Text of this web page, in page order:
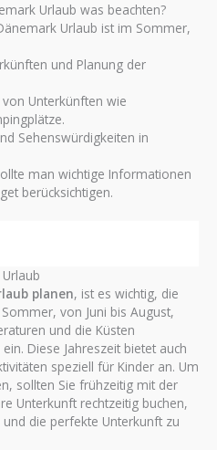
Urlaub was beachten?
Urlaub ist im Sommer,
und Planung der
Unterkünften wie
Sehenswürdigkeiten in
man wichtige Informationen
berücksichtigen.
planen, ist es wichtig, die
von Juni bis August,
und die Küsten
Diese Jahreszeit bietet auch
speziell für Kinder an. Um
sollten Sie frühzeitig mit der
Unterkunft rechtzeitig buchen,
die perfekte Unterkunft zu